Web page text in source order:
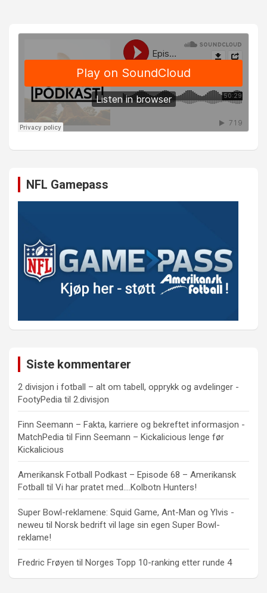
NFL Gamepass
Siste kommentarer
2 divisjon i fotball – alt om tabell, opprykk og avdelinger -
FootyPedia til 2.divisjon
Finn Seemann – Fakta, karriere og bekreftet informasjon -
MatchPedia til Finn Seemann – Kickalicious lenge før
Kickalicious
Amerikansk Fotball Podkast – Episode 68 – Amerikansk
Fotball til Vi har pratet med….Kolbotn Hunters!
Super Bowl-reklamene: Squid Game, Ant-Man og Ylvis -
neweu til Norsk bedrift vil lage sin egen Super Bowl-
reklame!
Fredric Frøyen til Norges Topp 10-ranking etter runde 4